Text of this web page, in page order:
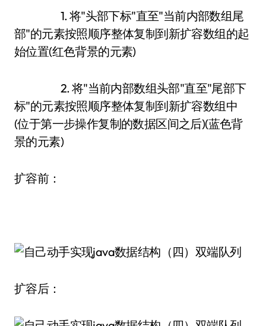
1. 将"头部下标"直至"当前内部数组尾
部"的元素按照顺序整体复制到新扩容数组的起
始位置(红色背景的元素)
2. 将"当前内部数组头部"直至"尾部下
标"的元素按照顺序整体复制到新扩容数组中
(位于第一步操作复制的数据区间之后)(蓝色背
景的元素)
扩容前：
扩容后：